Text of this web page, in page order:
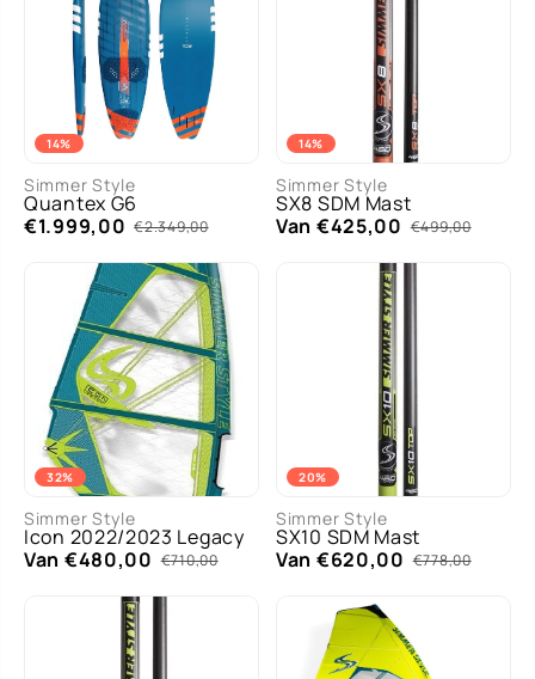
14%
Simmer Style
Quantex G6
€1.999,00 €2.349,00
14%
Simmer Style
SX8 SDM Mast
Van €425,00 €499,00
32%
Simmer Style
Icon 2022/2023 Legacy
Van €480,00 €710,00
20%
Simmer Style
SX10 SDM Mast
Van €620,00 €778,00